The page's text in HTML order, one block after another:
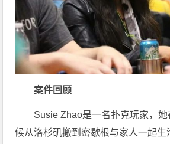
案件回顾
Susie Zhao是一名扑克玩家，
候从洛杉矶搬到密歇根与家人一起生